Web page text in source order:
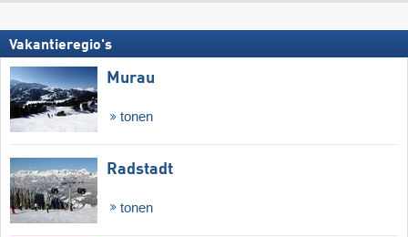
Vakantieregio's
Murau
tonen
Radstadt
tonen